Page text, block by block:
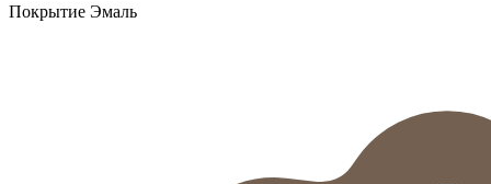
Покрытие Эмаль